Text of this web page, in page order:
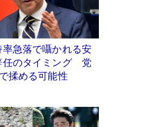
率急落で囁かれる安
任のタイミング 党
揉める可能性